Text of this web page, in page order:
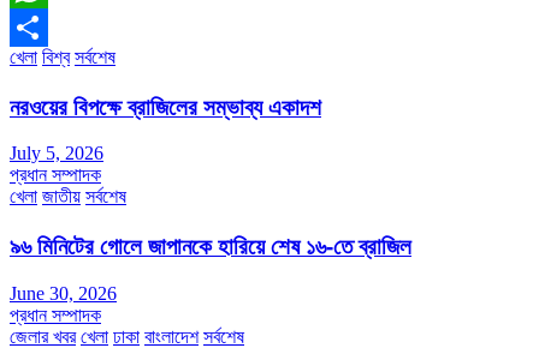
WhatsApp
Share
খেলা বিশ্ব সর্বশেষ
নরওয়ের বিপক্ষে ব্রাজিলের সম্ভাব্য একাদশ
July 5, 2026
প্রধান সম্পাদক
খেলা জাতীয় সর্বশেষ
৯৬ মিনিটের গোলে জাপানকে হারিয়ে শেষ ১৬-তে ব্রাজিল
June 30, 2026
প্রধান সম্পাদক
জেলার খবর খেলা ঢাকা বাংলাদেশ সর্বশেষ